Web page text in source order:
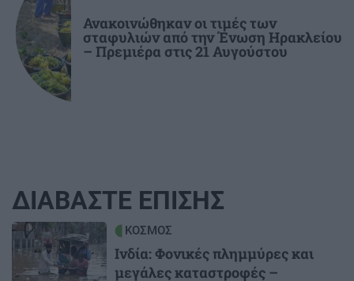
Ανακοινώθηκαν οι τιμές των
σταφυλιών από την Ένωση Ηρακλείου
– Πρεμιέρα στις 21 Αυγούστου
ΔΙΑΒΑΣΤΕ ΕΠΙΣΗΣ
Image ΚΟΣΜΟΣ
Ινδία: Φονικές πλημμύρες και
μεγάλες καταστροφές –